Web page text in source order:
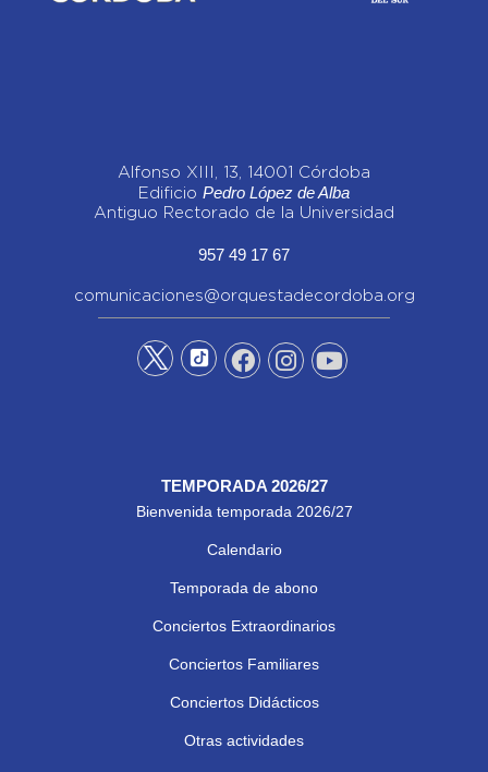
Alfonso XIII, 13, 14001 Córdoba
Edificio Pedro López de Alba
Antiguo Rectorado de la Universidad
957 49 17 67
comunicaciones@orquestadecordoba.org
TEMPORADA 2026/27
Bienvenida temporada 2026/27
Calendario
Temporada de abono
Conciertos Extraordinarios
Conciertos Familiares
Conciertos Didácticos
Otras actividades